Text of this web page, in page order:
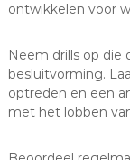
ontwikkelen voor
Neem drills op die
besluitvorming.
optreden en een
met het lobben